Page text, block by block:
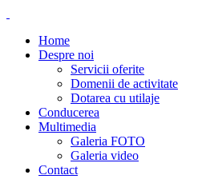
Home
Despre noi
Servicii oferite
Domenii de activitate
Dotarea cu utilaje
Conducerea
Multimedia
Galeria FOTO
Galeria video
Contact